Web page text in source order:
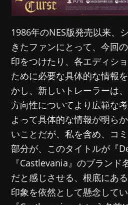
1986年のNES版発売以来、
きたファンにとって、今回
印をつけたり、各エディシ
ために必要な具体的な情報
かし、新しいトレーラーは
方向性についてより広範な
よって具体的な情報が明ら
いことだが、私を含め、コ
部分が、このタイトルが『
『Castlevania』のブラン
だと感じさせる、根底にあ
印象を依然として懸念して